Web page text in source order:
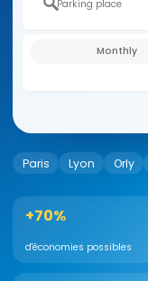
Monthly
Paris Lyon Orly
+70%
d'économies possibles